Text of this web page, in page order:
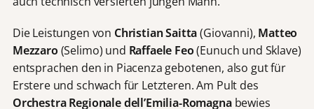
Die Leistungen von Christian Saitta(Giovanni), Matteo
Mezzaro (Selimo) und Raffaele Feo(Eunuch und Sklave)
entsprachen den in Piacenza gebotenen, also gut für
Erstere und schwach für Letzteren. Am Pult des
Orchestra Regionale dell’Emilia-Romagnabewies